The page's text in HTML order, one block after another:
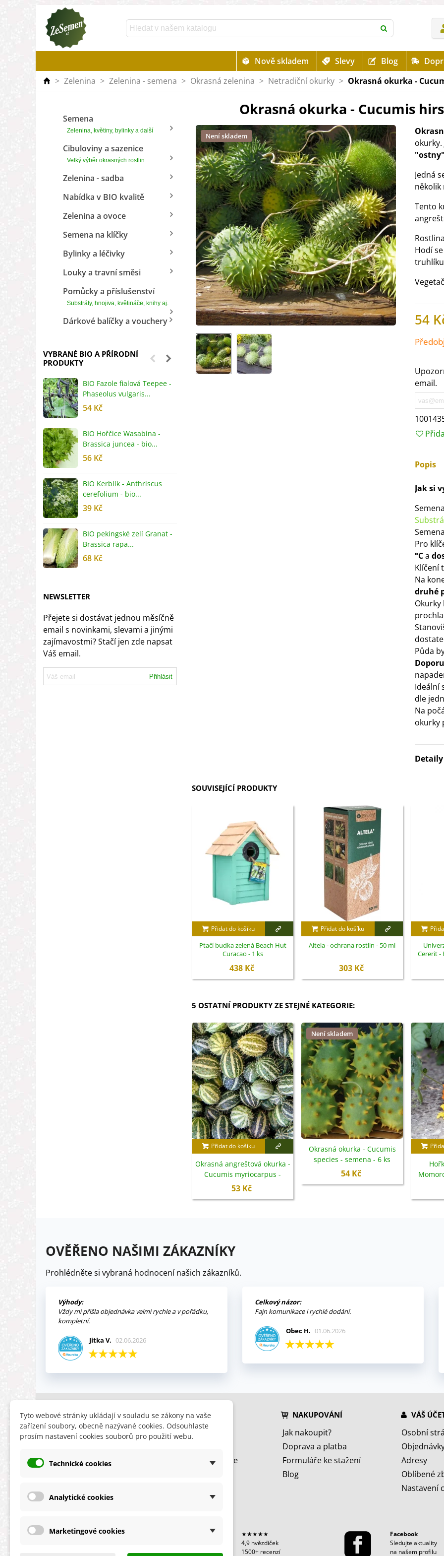
Nově skladem Slevy Blog
> Zelenina > Zelenina - semena > Okrasná zelenina > Netradiční okurky > Okrasná okurka -
Semena
Zelenina, květiny, bylinky a další
Cibuloviny a sazenice
Velký výběr okrasných rostlin
Zelenina - sadba
Nabídka v BIO kvalitě
Zelenina a ovoce
Semena na klíčky
Bylinky a léčivky
Louky a travní směsi
Pomůcky a příslušenství
Substráty, hnojiva, květináče, knihy aj.
Dárkové balíčky a vouchery
VYBRANÉ BIO A PŘÍRODNÍ
PRODUKTY
BIO Fazole fialová Teepee -
Phaseolus vulgaris...
54 Kč
BIO Hořčice Wasabina -
Brassica juncea - bio...
56 Kč
BIO Kerblík - Anthriscus
cerefolium - bio...
39 Kč
BIO pekingské zelí Granat -
Brassica rapa...
68 Kč
NEWSLETTER
Přejete si dostávat jednou měsíčně
email s novinkami, slevami a jinými
zajímavostmi? Stačí jen zde napsat
Váš email.
Přihlásit
Okrasná okurka - Cucumis
Není skladem
Jedná
několik
Tento
Hodí
54
email.
Popis
Jak si
Pro
°Ca
Klíčení
Na
druhé
Okurky
Půda
Ideální
dle
Na
okurky
SOUVISEJÍCÍ PRODUKTY
Přidat do košíku
Ptačí budka zelená Beach Hut
Curacao - 1 ks
438 Kč
Přidat do košíku
Altela - ochrana rostlin - 50 ml
303 Kč
Cererit -
5 OSTATNÍ PRODUKTY ZE STEJNÉ KATEGORIE:
Přidat do košíku
Okrasná angreštová okurka -
Cucumis myriocarpus -
semena - 6 ks
53 Kč
Není skladem
Okrasná okurka - Cucumis
species - semena - 6 ks
54 Kč
OVĚŘENO NAŠIMI ZÁKAZNÍKY
Prohlédněte si vybraná hodnocení našich zákazníků.
Výhody:
Vždy mi přišla objednávka velmi rychle a v pořádku,
kompletní.
Jitka V. 02.06.2026
Celkový názor:
Fajn komunikace i rychlé dodání.
Obec H. 01.06.2026
INFORMACE
Obchodní podmínky
Ochrana osobních údajů
HLEDÁTE
Slevy
Nyní doporučujeme
NAKUPOVÁNÍ
Jak nakoupit?
Doprava a platba
Formuláře ke stažení
Blog
VÁŠ
Osobní
Adresy
Oblíbené
Nastavení
★★★★★
★★★★★
4,9 hvězdiček
1500+ recenzí
Facebook
Sledujte aktuality
na našem profilu
Tyto webové stránky ukládají v souladu se zákony na vaše
zařízení soubory, obecně nazývané cookies. Odsouhlaste
prosím nastavení cookies souborů pro použití webu.
Technické cookies
Analytické cookies
Marketingové cookies